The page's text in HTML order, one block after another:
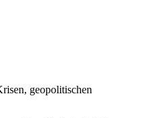
geopolitischen